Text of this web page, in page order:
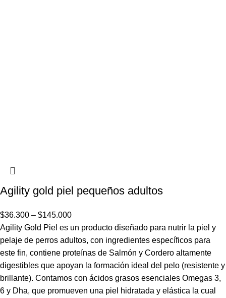
Agility gold piel pequeños adultos
$36.300 – $145.000
Agility Gold Piel es un producto diseñado para nutrir la piel y
pelaje de perros adultos, con ingredientes específicos para
este fin, contiene proteínas de Salmón y Cordero altamente
digestibles que apoyan la formación ideal del pelo (resistente y
brillante). Contamos con ácidos grasos esenciales Omegas 3,
6 y Dha, que promueven una piel hidratada y elástica la cual